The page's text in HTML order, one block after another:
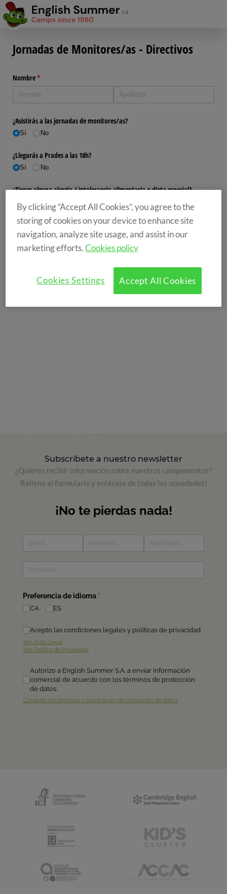
Subscríbete a nuestro newsletter
¿Quieres recibir información sobre nuestros campamentos?
Rellena el formulario y entérate de todas las novedades!
By clicking “Accept All Cookies”, you agree to the
storing of cookies on your device to enhance site
navigation, analyze site usage, and assist in our
marketing efforts.Cookies policy
Accept All Cookies
Cookies Settings